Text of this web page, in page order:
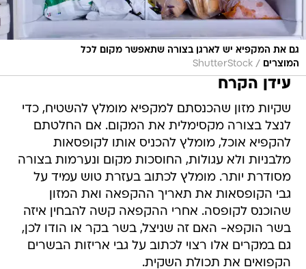
גם את המקפיא יש לארגן בצורה שתאפשר מקום לכל
המוצרים
/
ShutterStock
עידן הקרח
שקיות מזון שהכנסתם למקפיא מומלץ להשטיח, כדי
לנצל בצורה מקסימלית את המקום. אם החלטתם
להקפיא אוכל, מומלץ להכניס אותו לקופסאות
מלבניות ולא עגולות, החוסכות מקום ונערמות בצורה
מסודרת יותר. מומלץ לכתוב בעזרת טוש עמיד על
גבי הקופסאות את תאריך ההקפאה ואת המזון
שהוכנס לקופסה. אחרי ההקפאה קשה להבחין איזה
בשר הוקפא- האם זה שניצל, בשר בקר או הודו לכן,
גם במקרים אלו רצוי לכתוב על גבי אריזות הבשרים
הקפואים את תכולת השקית.